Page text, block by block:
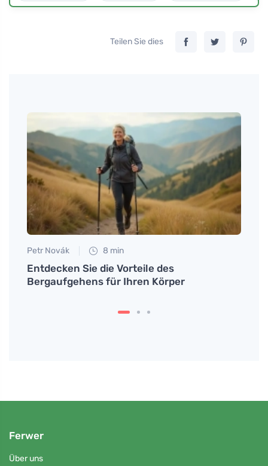
Teilen Sie dies
Petr Novák 8 min
Entdecken Sie die Vorteile des
Bergaufgehens für Ihren Körper
Ferwer
Über uns